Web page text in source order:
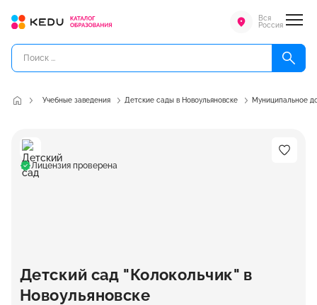
Вся
Россия
Учебные заведения Детские сады в Новоульяновске Муниципальное
Лицензия проверена
Детский сад "Колокольчик" в
Новоульяновске